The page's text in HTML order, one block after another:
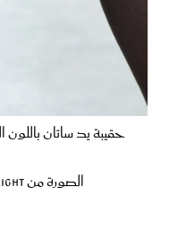
الصورة من Launchmetrics/Spotlight ©